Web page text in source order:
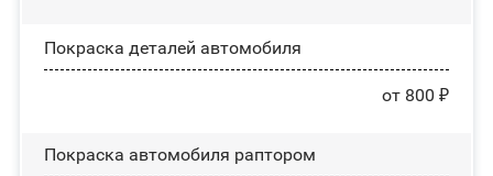
Покраска деталей автомобиля
от 800 ₽
Покраска автомобиля раптором